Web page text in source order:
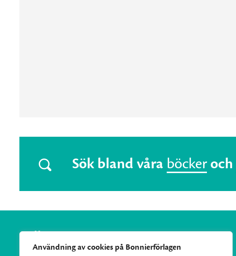
Användning av cookies på Bonnierförlagen
Sök bland våra böcker och